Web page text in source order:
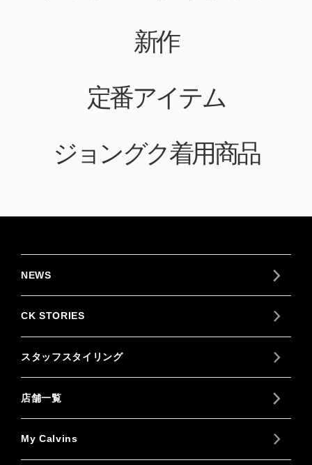
新作
定番アイテム
ジョングク着用商品
NEWS
CK STORIES
スタッフスタイリング
店舗一覧
My Calvins